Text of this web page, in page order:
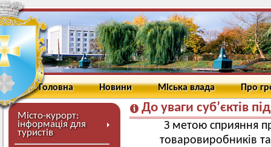
Головна Новини Міська влада Про
Місто-курорт:
інформація для
туристів
До уваги суб’єктів
З метою сприяння
товаровиробників